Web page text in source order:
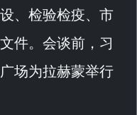
、检验检疫、市
件。会谈前，习
场为拉赫蒙举行